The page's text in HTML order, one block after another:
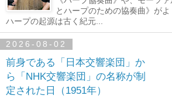
とハープのための協奏曲》がよ
ハープの起源は古く紀元...
2026-08-02
前身である「日本交響楽団」か
ら「NHK交響楽団」の名称が制
定された日（1951年）